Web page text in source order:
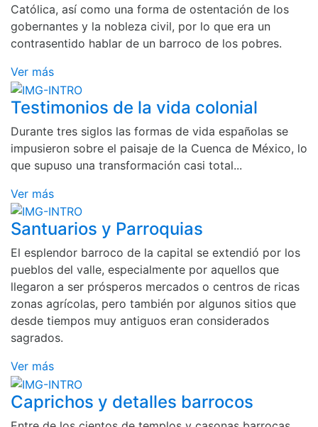
Católica, así como una forma de ostentación de los
gobernantes y la nobleza civil, por lo que era un
contrasentido hablar de un barroco de los pobres.
Ver más
Testimonios de la vida colonial
Durante tres siglos las formas de vida españolas se
impusieron sobre el paisaje de la Cuenca de México, lo
que supuso una transformación casi total...
Ver más
Santuarios y Parroquias
El esplendor barroco de la capital se extendió por los
pueblos del valle, especialmente por aquellos que
llegaron a ser prósperos mercados o centros de ricas
zonas agrícolas, pero también por algunos sitios que
desde tiempos muy antiguos eran considerados
sagrados.
Ver más
Caprichos y detalles barrocos